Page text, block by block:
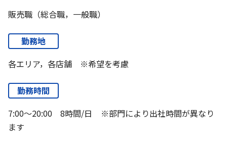
販売職（総合職，一般職）
勤務地
各エリア，各店舗 ※希望を考慮
勤務時間
7:00～20:00 8時間/日 ※部門により出社時間が異なり
ます